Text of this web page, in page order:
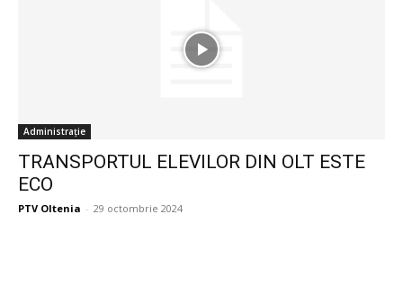
Administrație
TRANSPORTUL ELEVILOR DIN OLT ESTE
ECO
PTV Oltenia - 29 octombrie 2024